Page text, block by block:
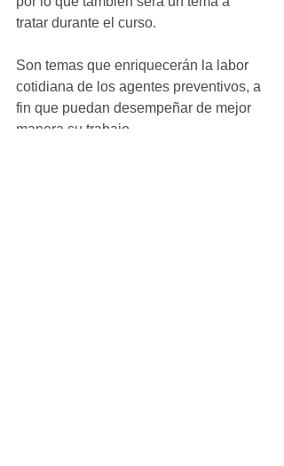
tratar durante el curso.
Son temas que enriquecerán la labor
cotidiana de los agentes preventivos, a
fin que puedan desempeñar de mejor
manera su trabajo.